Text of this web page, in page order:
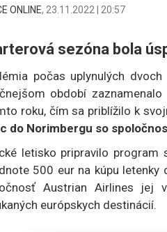
ONLINE, 23.11.2022 | 20:57
sezóna bola
počas uplynulých
období
roku, čím sa priblížilo k
do Norimbergu so
letisko pripravilo
500 eur na kúpu
Austrian Airlines jej
európskych destinácií.